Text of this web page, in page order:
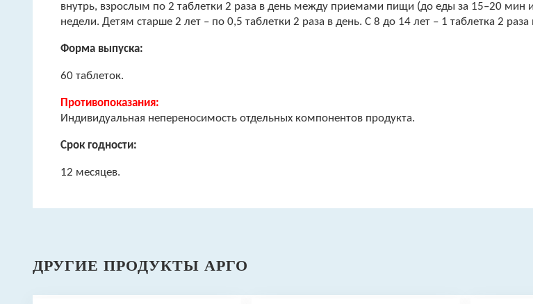
внутрь, взрослым по 2 таблетки 2 раза в день между приемами пищи (до еды за 15–20 мин
недели. Детям старше 2 лет – по 0,5 таблетки 2 раза в день. С 8 до 14 лет – 1 таблетка 2 раза
Форма выпуска:
60 таблеток.
Противопоказания:
Индивидуальная непереносимость отдельных компонентов продукта.
Срок годности:
12 месяцев.
ДРУГИЕ ПРОДУКТЫ АРГО